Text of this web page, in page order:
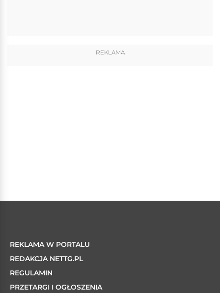
REKLAMA
REKLAMA W PORTALU
REDAKCJA NETTG.PL
REGULAMIN
PRZETARGI I OGŁOSZENIA